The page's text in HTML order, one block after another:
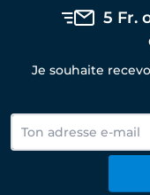
5 Fr.
Je souhaite